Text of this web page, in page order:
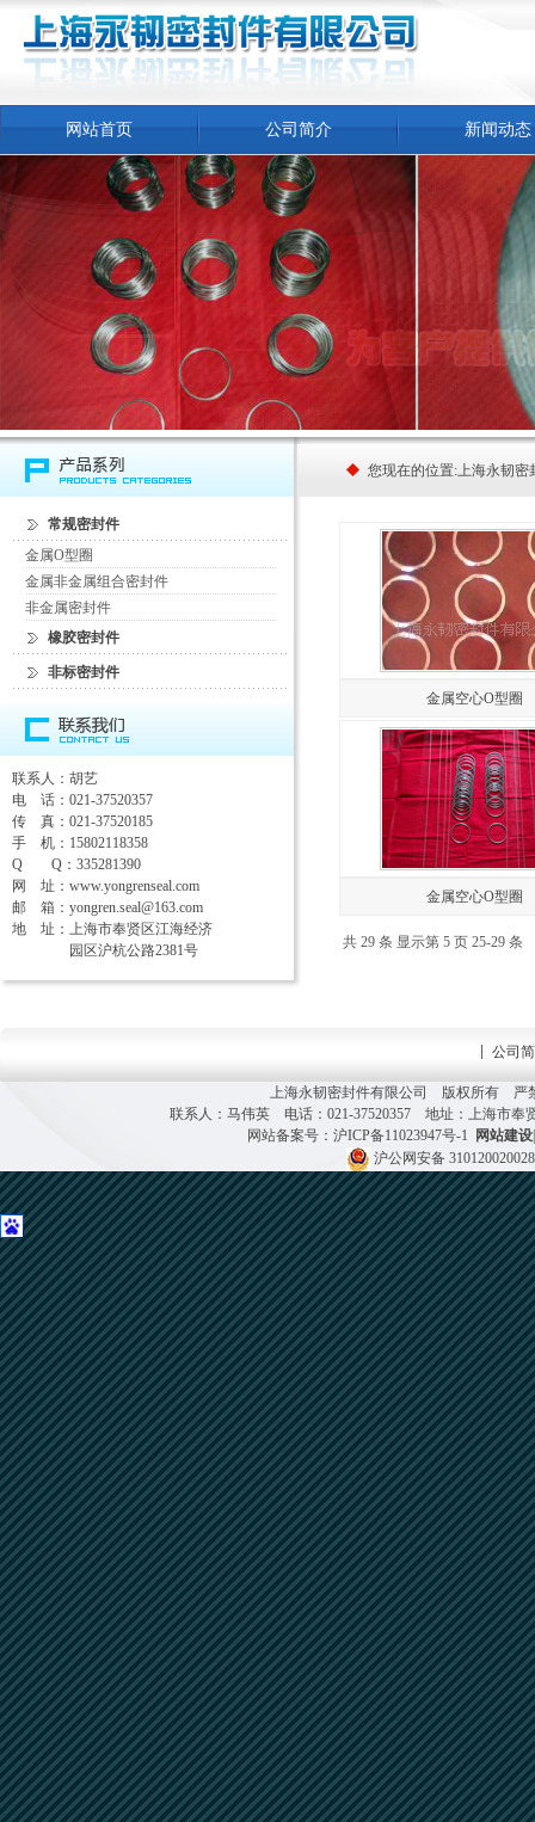
网站首页 公司简介 新闻动态
常规密封件
金属O型圈
金属非金属组合密封件
非金属密封件
橡胶密封件
非标密封件
联系人：胡艺
电 话：021-37520357
传 真：021-37520185
手 机：15802118358
Q Q：335281390
网 址： www.yongrenseal.com
邮 箱： yongren.seal@163.com
地 址：上海市奉贤区江海经济
园区沪杭公路2381号
您现在的位置:上海永韧密
金属空心O型圈
金属空心O型圈
共 29 条 显示第 5 页 25-29 条
公司
上海永韧密封件有限公司 版权所有 严
联系人：马伟英 电话：021-37520357 地址：上海市奉
网站备案号： 沪ICP备11023947号-1 网站建设|
沪公网安备